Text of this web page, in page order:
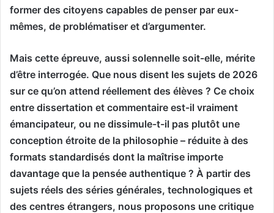
former des citoyens capables de penser par eux-
mêmes, de problématiser et d’argumenter.
Mais cette épreuve, aussi solennelle soit-elle, mérite
d’être interrogée. Que nous disent les sujets de 2026
sur ce qu’on attend réellement des élèves ? Ce choix
entre dissertation et commentaire est-il vraiment
émancipateur, ou ne dissimule-t-il pas plutôt une
conception étroite de la philosophie – réduite à des
formats standardisés dont la maîtrise importe
davantage que la pensée authentique ? À partir des
sujets réels des séries générales, technologiques et
des centres étrangers, nous proposons une critique